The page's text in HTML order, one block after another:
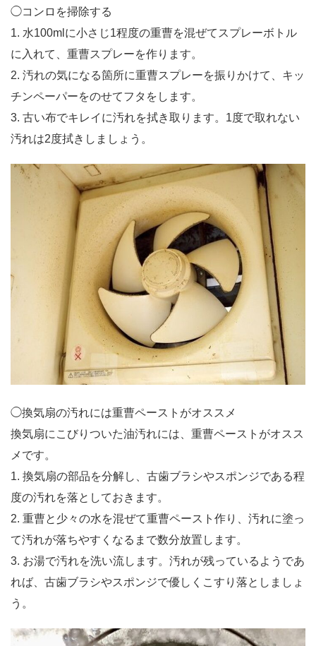
◯コンロを掃除する
1. 水100mlに小さじ1程度の重曹を混ぜてスプレーボトル
に入れて、重曹スプレーを作ります。
2. 汚れの気になる箇所に重曹スプレーを振りかけて、キッ
チンペーパーをのせてフタをします。
3. 古い布でキレイに汚れを拭き取ります。1度で取れない
汚れは2度拭きしましょう。
◯換気扇の汚れには重曹ペーストがオススメ
換気扇にこびりついた油汚れには、重曹ペーストがオスス
メです。
1. 換気扇の部品を分解し、古歯ブラシやスポンジである程
度の汚れを落としておきます。
2. 重曹と少々の水を混ぜて重曹ペースト作り、汚れに塗っ
て汚れが落ちやすくなるまで数分放置します。
3. お湯で汚れを洗い流します。汚れが残っているようであ
れば、古歯ブラシやスポンジで優しくこすり落としましょ
う。